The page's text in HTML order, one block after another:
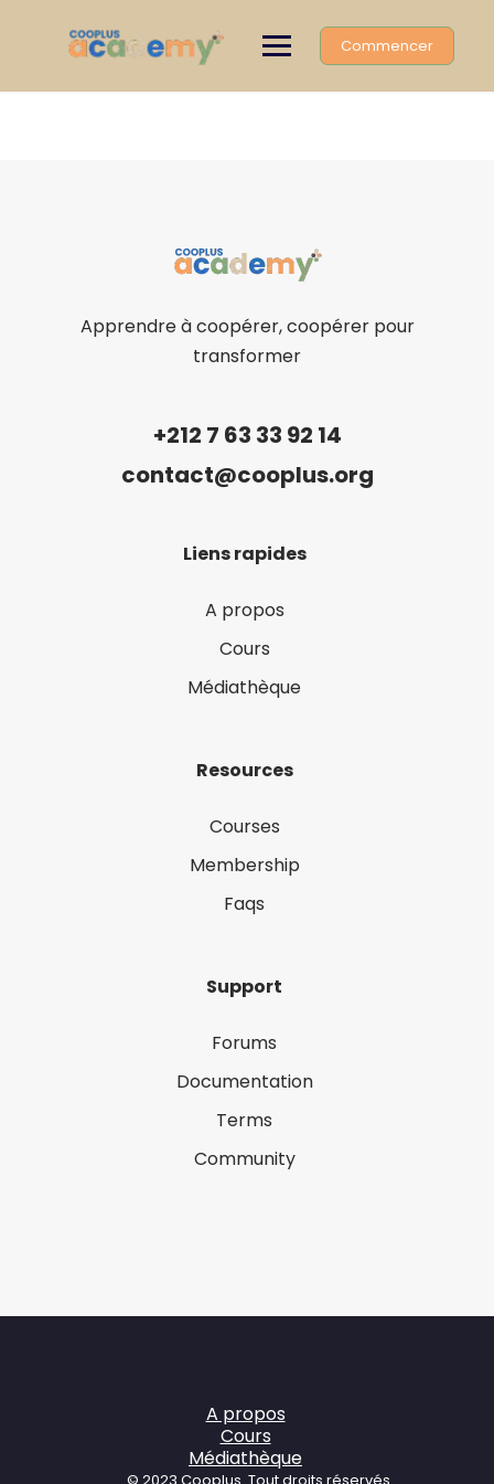
Commencer
Apprendre à coopérer, coopérer pour
transformer
+212 7 63 33 92 14
contact@cooplus.org
Liens rapides
A propos
Cours
Médiathèque
Resources
Courses
Membership
Faqs
Support
Forums
Documentation
Terms
Community
A propos
Cours
Médiathèque